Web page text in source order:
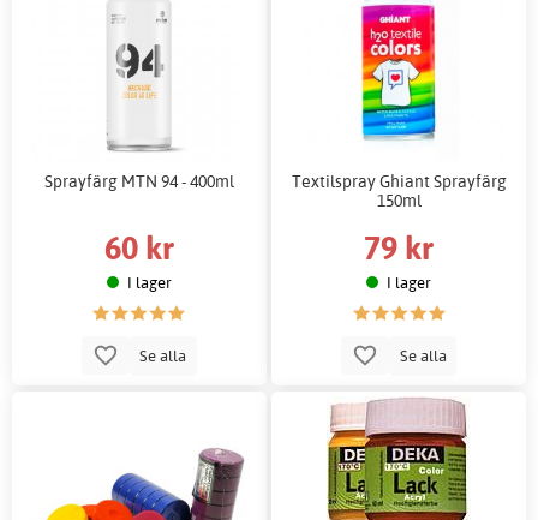
Sprayfärg MTN 94 - 400ml
60 kr
I lager
Se alla
Textilspray Ghiant Sprayfärg
150ml
79 kr
I lager
Se alla